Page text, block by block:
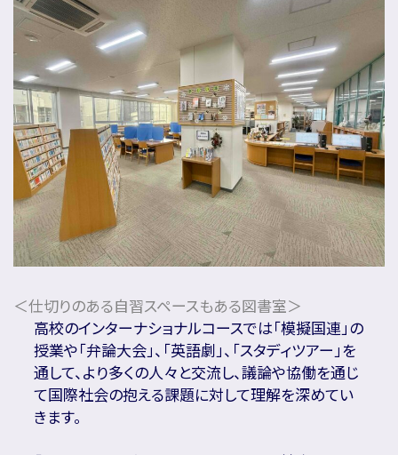
＜仕切りのある自習スペースもある図書室＞
高校のインターナショナルコースでは「模擬国連」の
授業や「弁論大会」、「英語劇」、「スタディツアー」を
通して、より多くの人々と交流し、議論や協働を通じ
て国際社会の抱える課題に対して理解を深めてい
きます。